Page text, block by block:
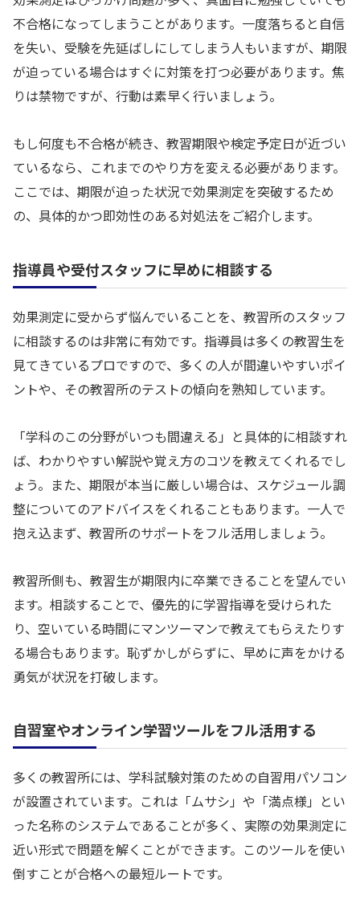
不合格になってしまうことがあります。一度落ちると自信
を失い、受験を先延ばしにしてしまう人もいますが、期限
が迫っている場合はすぐに対策を打つ必要があります。焦
りは禁物ですが、行動は素早く行いましょう。
もし何度も不合格が続き、教習期限や検定予定日が近づい
ているなら、これまでのやり方を変える必要があります。
ここでは、期限が迫った状況で効果測定を突破するため
の、具体的かつ即効性のある対処法をご紹介します。
指導員や受付スタッフに早めに相談する
効果測定に受からず悩んでいることを、教習所のスタッフ
に相談するのは非常に有効です。指導員は多くの教習生を
見てきているプロですので、多くの人が間違いやすいポイ
ントや、その教習所のテストの傾向を熟知しています。
「学科のこの分野がいつも間違える」と具体的に相談すれ
ば、わかりやすい解説や覚え方のコツを教えてくれるでし
ょう。また、期限が本当に厳しい場合は、スケジュール調
整についてのアドバイスをくれることもあります。一人で
抱え込まず、教習所のサポートをフル活用しましょう。
教習所側も、教習生が期限内に卒業できることを望んでい
ます。相談することで、優先的に学習指導を受けられた
り、空いている時間にマンツーマンで教えてもらえたりす
る場合もあります。恥ずかしがらずに、早めに声をかける
勇気が状況を打破します。
自習室やオンライン学習ツールをフル活用する
多くの教習所には、学科試験対策のための自習用パソコン
が設置されています。これは「ムサシ」や「満点様」とい
った名称のシステムであることが多く、実際の効果測定に
近い形式で問題を解くことができます。このツールを使い
倒すことが合格への最短ルートです。